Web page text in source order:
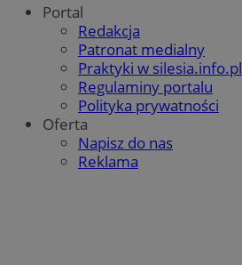
Portal
Redakcja
Patronat medialny
Praktyki w silesia.info.pl
Regulaminy portalu
Polityka prywatności
Oferta
Napisz do nas
Reklama